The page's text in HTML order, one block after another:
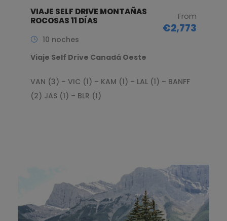
VIAJE SELF DRIVE MONTAÑAS
ROCOSAS 11 DÍAS
From
€2,773
10 noches
Viaje Self Drive Canadá Oeste
VAN (3) – VIC (1) – KAM (1) – LAL (1) – BANFF
(2) JAS (1) – BLR (1)